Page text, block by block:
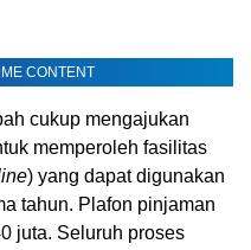
CONTENT
cukup mengajukan
memperoleh fasilitas
) yang dapat digunakan
tahun. Plafon pinjaman
juta. Seluruh proses